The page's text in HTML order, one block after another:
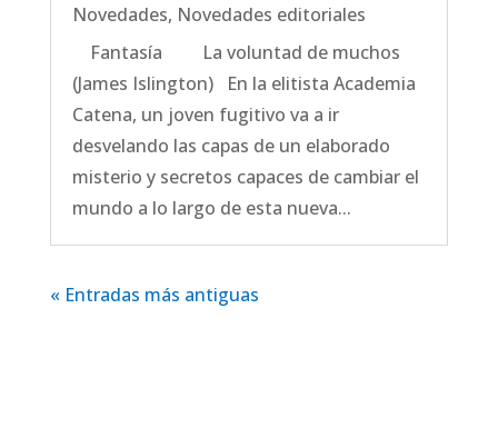
Novedades, Novedades editoriales
Fantasía La voluntad de muchos
(James Islington) En la elitista Academia
Catena, un joven fugitivo va a ir
desvelando las capas de un elaborado
misterio y secretos capaces de cambiar el
mundo a lo largo de esta nueva...
« Entradas más antiguas